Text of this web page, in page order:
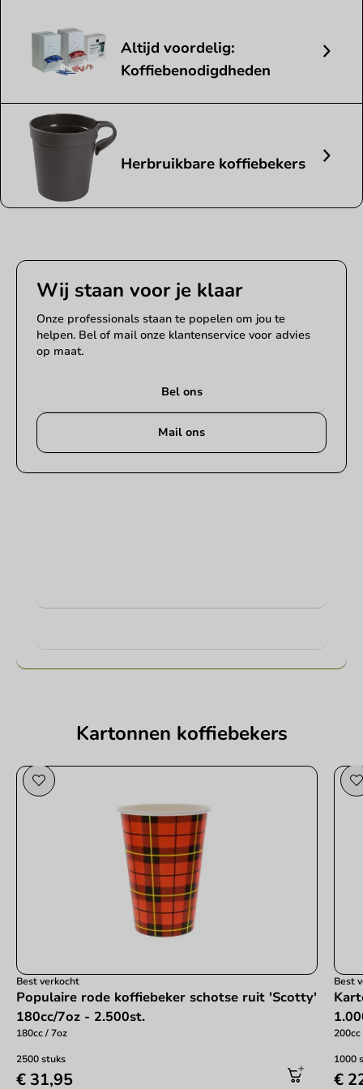
Altijd voordelig:
Koffiebenodigdheden
Herbruikbare koffiebekers
Wij staan voor je klaar
Onze professionals staan te popelen om jou te
helpen. Bel of mail onze klantenservice voor advies
op maat.
Bel ons
Mail ons
Kartonnen koffiebekers
Best verkocht
Populaire rode koffiebeker schotse ruit 'Scotty'
180cc/7oz - 2.500st.
180cc / 7oz
2500 stuks
€ 31,95
Best
1000
€